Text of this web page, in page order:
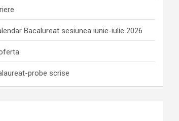
Bacalureat sesiunea iunie-iulie 2026
probe scrise